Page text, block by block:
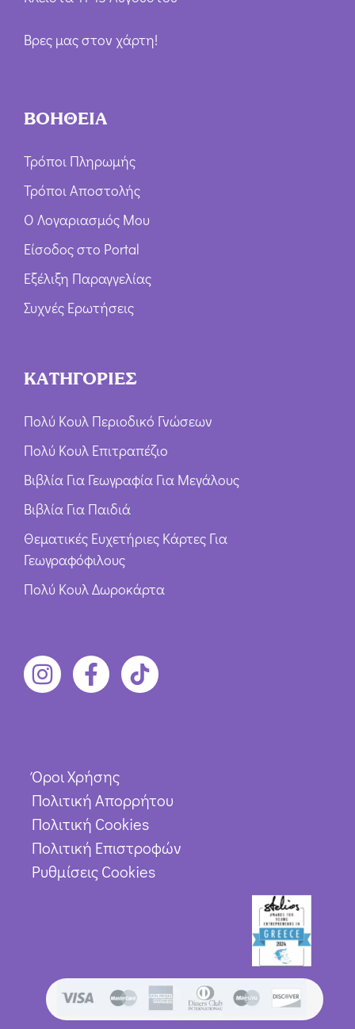
Βρες μας στον χάρτη!
ΒΟΗΘΕΙΑ
Τρόποι Πληρωμής
Τρόποι Αποστολής
Ο Λογαριασμός Μου
Είσοδος στο Portal
Εξέλιξη Παραγγελίας
Συχνές Ερωτήσεις
ΚΑΤΗΓΟΡΙΕΣ
Πολύ Κουλ Περιοδικό Γνώσεων
Πολύ Κουλ Επιτραπέζιο
Βιβλία Για Γεωγραφία Για Μεγάλους
Βιβλία Για Παιδιά
Θεματικές Ευχετήριες Κάρτες Για
Γεωγραφόφιλους
Πολύ Κουλ Δωροκάρτα
Όροι Χρήσης
Πολιτική Απορρήτου
Πολιτική Cookies
Πολιτική Επιστροφών
Ρυθμίσεις Cookies